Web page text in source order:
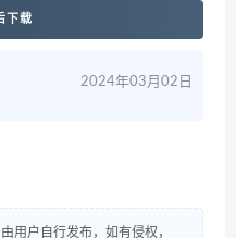
下载
2024年03月02日
用户自行发布，如有侵权，